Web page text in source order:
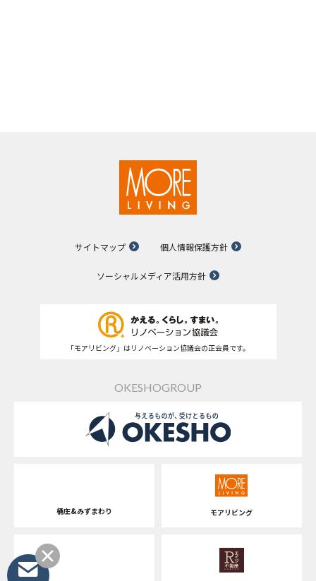
サイトマップ 個人情報保護方針
ソーシャルメディア活用方針
「モアリビング」はリノベーション協議会の正会員です。
OKESHOGROUP
桶庄&みずまわり モアリビング